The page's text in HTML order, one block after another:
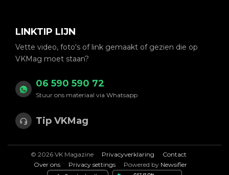
LINKTIP LIJN
Vette video, foto's of link gemaakt of gezien die op
VKMag moet staan?
06 590 590 72
Stuur ons materiaal via Whatsapp
Tip VKMag
© 2026 VK Magazine Privacyverklaring
Contact
Over ons
Privacy settings Powered by Newsifier